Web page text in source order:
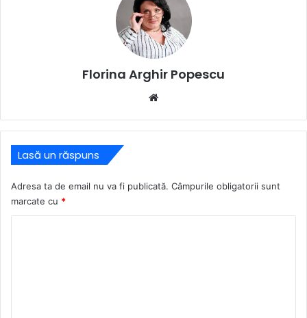
Florina Arghir Popescu
Lasă un răspuns
Adresa ta de email nu va fi publicată. Câmpurile obligatorii sunt
marcate cu *